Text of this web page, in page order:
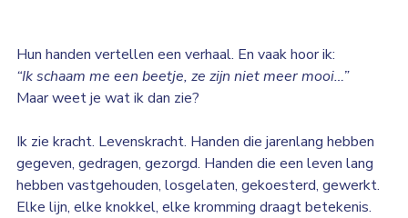
Hun handen vertellen een verhaal. En vaak hoor ik:
“Ik schaam me een beetje, ze zijn niet meer mooi…”
Maar weet je wat ik dan zie?
Ik zie kracht. Levenskracht. Handen die jarenlang hebben
gegeven, gedragen, gezorgd. Handen die een leven lang
hebben vastgehouden, losgelaten, gekoesterd, gewerkt.
Elke lijn, elke knokkel, elke kromming draagt betekenis.